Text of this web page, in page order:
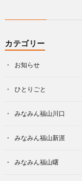
カテゴリー
お知らせ
ひとりごと
みなみん福山川口
みなみん福山新涯
みなみん福山曙